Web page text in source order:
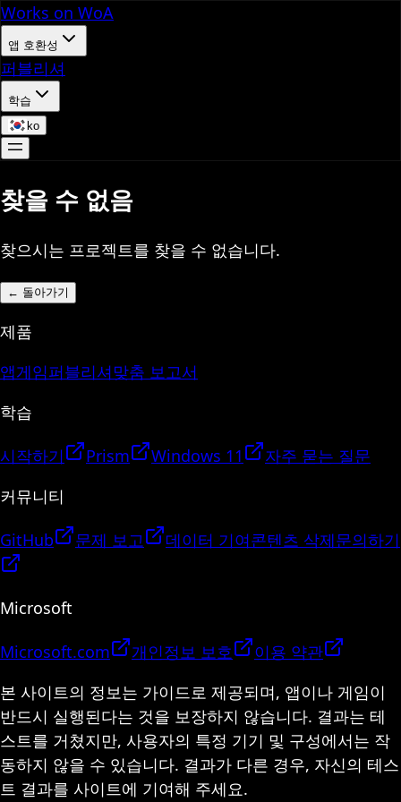
Works on WoA
앱 호환성
퍼블리셔
학습
ko
찾을 수 없음
찾으시는 프로젝트를 찾을 수 없습니다.
← 돌아가기
제품
앱게임퍼블리셔맞춤 보고서
학습
시작하기 Prism Windows 11
자주 묻는 질문
커뮤니티
GitHub 문제 보고 데이터 기여콘텐츠 삭제문의하기
Microsoft
Microsoft.com 개인정보 보호
이용 약관
본 사이트의 정보는 가이드로 제공되며, 앱이나 게임이
반드시 실행된다는 것을 보장하지 않습니다. 결과는 테
스트를 거쳤지만, 사용자의 특정 기기 및 구성에서는 작
동하지 않을 수 있습니다. 결과가 다른 경우, 자신의 테스
트 결과를 사이트에 기여해 주세요.